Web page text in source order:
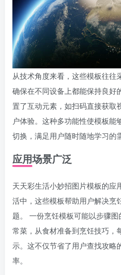
从技术角度来看，这些模板往往
确保在不同设备上都能保持良好
置了互动元素，如扫码直接获取
户体验。这种多功能性使模板能
切换，满足用户随时随地学习的
应用场景广泛
天天彩生活小妙招图片模板的应
活中，这些模板帮助用户解决烹
题。 一份烹饪模板可能以步骤
常菜，从食材准备到烹饪技巧，
示。这不仅节省了用户查找攻略
率。